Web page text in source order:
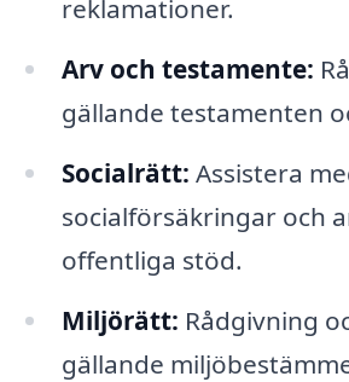
reklamationer.
Arv och testamente:
gällande testamenten
Socialrätt: Assistera
socialförsäkringar och
offentliga stöd.
Miljörätt: Rådgivning
gällande